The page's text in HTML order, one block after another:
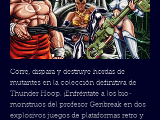
Corre, dispara y destruye hordas de
mutantes en la colección definitiva de
Thunder Hoop. ¡Enfréntate a los bio-
monstruos del profesor Genbreak en dos
explosivos juegos de plataformas retro y